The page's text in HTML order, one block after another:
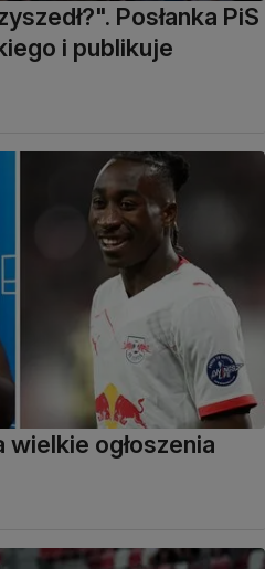
Posłanka PiS
i publikuje
wielkie ogłoszenia